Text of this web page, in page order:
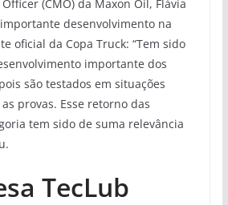
(CMO) da Maxon Oil, Flávia
desenvolvimento na
oficial da Copa Truck: “Tem sido
importante dos
são testados em situações
provas. Esse retorno das
tem sido de suma relevância
TecLub